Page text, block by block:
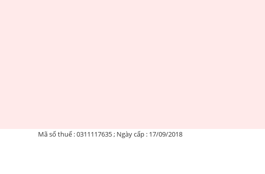
Mã số thuế : 0311117635 ; Ngày cấp : 17/09/2018